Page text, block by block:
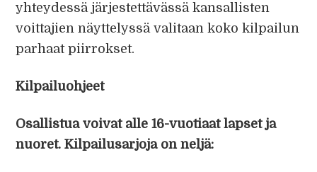
yhteydessä järjestettävässä kansallisten
voittajien näyttelyssä valitaan koko kilpailun
parhaat piirrokset.
Kilpailuohjeet
Osallistua voivat alle 16-vuotiaat lapset ja
nuoret.Kilpailusarjoja on neljä: